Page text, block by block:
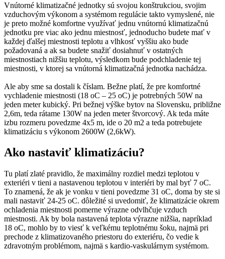
Vnútorné klimatizačné jednotky sú svojou konštrukciou, svojim
vzduchovým výkonom a systémom regulácie takto vymyslené, nie
je preto možné komfortne využívať jednu vnútornú klimatizačnú
jednotku pre viac ako jednu miestnosť, jednoducho budete mať v
každej ďalšej miestnosti teplotu a vlhkosť vyššiu ako bude
požadovaná a ak sa budete snažiť dosiahnuť v ostatných
miestnostiach nižšiu teplotu, výsledkom bude podchladenie tej
miestnosti, v ktorej sa vnútorná klimatizačná jednotka nachádza.
Ale aby sme sa dostali k číslam. Bežne platí, že pre komfortné
vychladenie miestnosti (18 oC – 25 oC) je potrebných 50W na
jeden meter kubický. Pri bežnej výške bytov na Slovensku, približne
2,6m, teda rátame 130W na jeden meter štvorcový. Ak teda máte
izbu rozmeru povedzme 4x5 m, ide o 20 m2 a teda potrebujete
klimatizáciu s výkonom 2600W (2,6kW).
Ako nastaviť klimatizáciu?
Tu platí zlaté pravidlo, že maximálny rozdiel medzi teplotou v
exteriéri v tieni a nastavenou teplotou v interiéri by mal byť 7 oC.
To znamená, že ak je vonku v tieni povedzme 31 oC, doma by ste si
mali nastaviť 24-25 oC. dôležité si uvedomiť, že klimatizácie okrem
ochladenia miestnosti pomerne výrazne odvlhčuje vzduch
miestnosti. Ak by bola nastavená teplota výrazne nižšia, napríklad
18 oC, mohlo by to viesť k veľkému teplotnému šoku, najmä pri
prechode z klimatizovaného priestoru do exteriéru, čo vedie k
zdravotným problémom, najmä s kardio-vaskulárnym systémom.